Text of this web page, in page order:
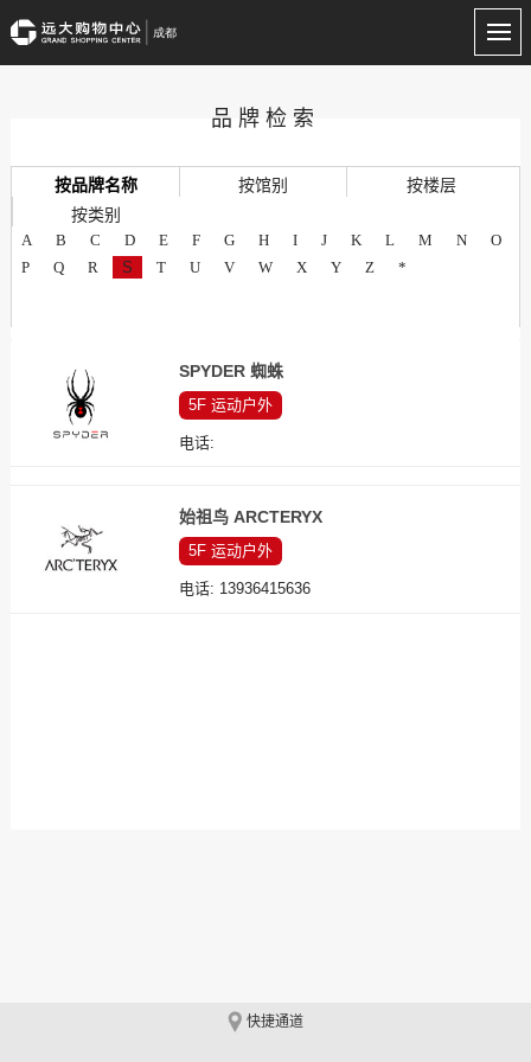
品牌检索
按品牌名称 按馆别
按楼层
按类别
A B C D E F G H I J K L M N
O
P
Q R S T U V W X Y Z *
SPYDER 蜘蛛
5F 运动户外
电话:
始祖鸟 ARCTERYX
5F 运动户外
电话: 13936415636
快捷通道